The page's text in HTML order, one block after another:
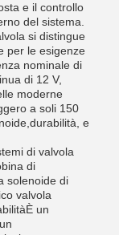
e il controllo
del sistema.
si distingue
per le esigenze
nominale di
di 12 V,
moderne
a soli 150
e
di valvola
di
solenoide di
valvola
un